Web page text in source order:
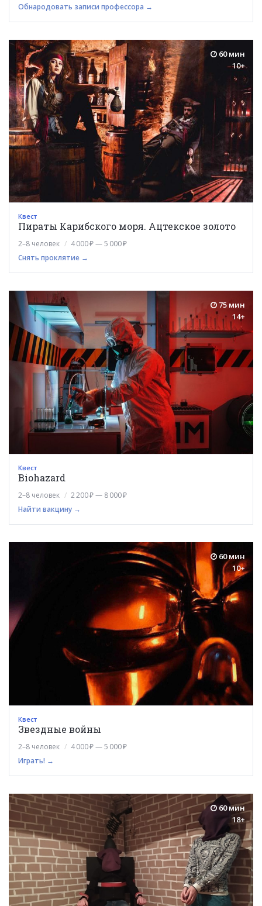
Обнародовать записи профессора →
60 мин
10+
Квест
Пираты Карибского моря. Ацтекское золото
2–8 человек
4 000 ₽ — 5 000 ₽
Снять проклятие →
75 мин
14+
Квест
Biohazard
2–8 человек
2 200 ₽ — 8 000 ₽
Найти вакцину →
60 мин
10+
Квест
Звездные войны
2–8 человек
4 000 ₽ — 5 000 ₽
Играть! →
60 мин
18+